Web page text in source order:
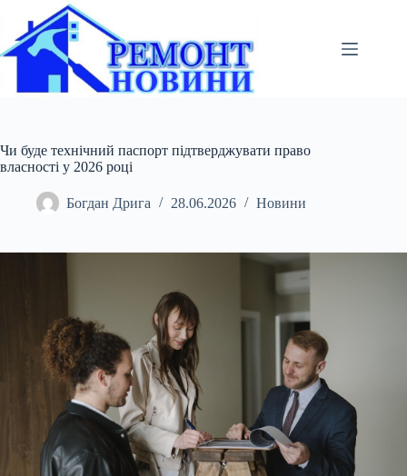
вмісту
Чи буде технічний паспорт підтверджувати право
власності у 2026 році
Богдан Дрига 28.06.2026 Новини